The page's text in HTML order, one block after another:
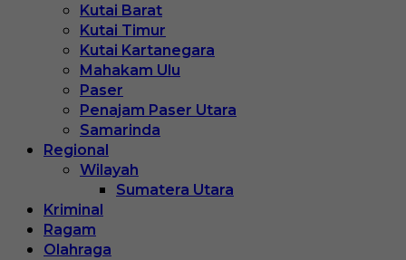
Kutai Barat
Kutai Timur
Kutai Kartanegara
Mahakam Ulu
Paser
Penajam Paser Utara
Samarinda
Regional
Wilayah
Sumatera Utara
Kriminal
Ragam
Olahraga